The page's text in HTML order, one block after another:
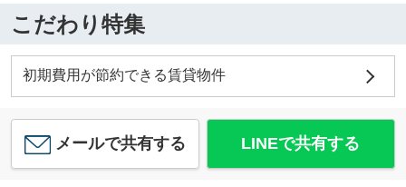
こだわり特集
初期費用が節約できる賃貸物件
メールで共有する LINEで共有する